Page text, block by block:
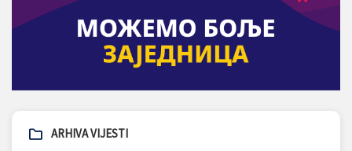
ARHIVA VIJESTI